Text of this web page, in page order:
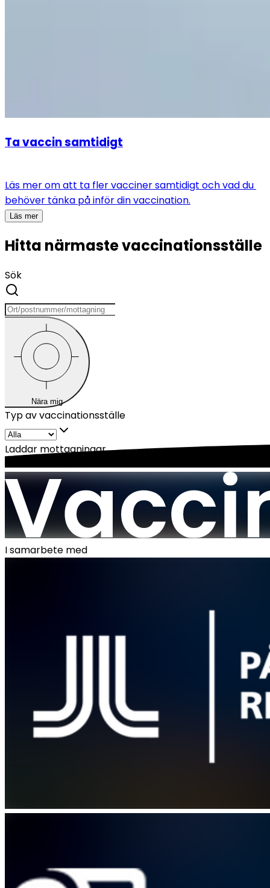
Ta vaccin samtidigt
Läs mer om att ta fler vacciner samtidigt och vad du
behöver tänka på inför din vaccination.
Läs mer
Hitta närmaste vaccinationsställe
Sök
Nära mig
Typ av vaccinationsställe
Laddar mottagningar...
I samarbete med